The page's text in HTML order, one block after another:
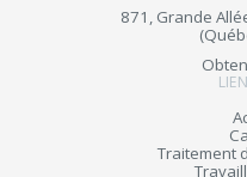
871, Grande
Traitement